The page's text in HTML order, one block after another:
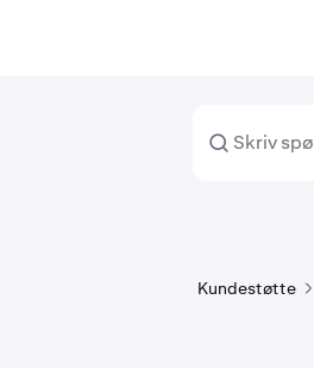
Kundestøtte